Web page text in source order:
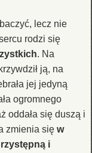
lecz nie
rodzi się
. Na
ją, na
jej jedyną
ogromnego
oddała się duszą i
zmienia się w
i